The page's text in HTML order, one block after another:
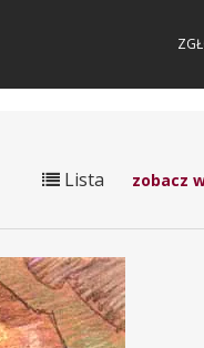
Lista zobacz